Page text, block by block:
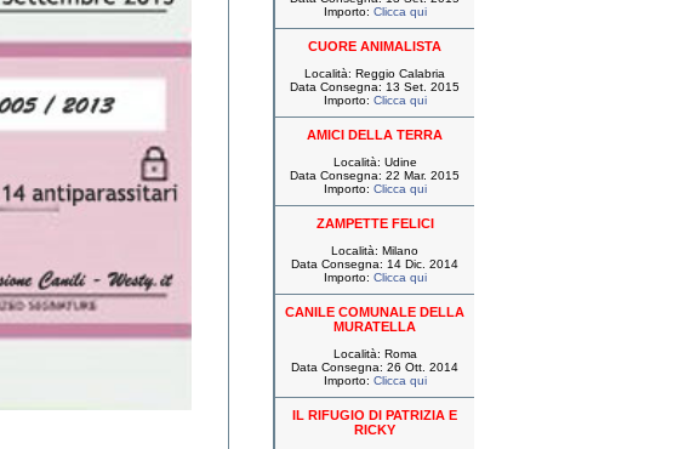
Importo: Clicca qui
CUORE ANIMALISTA
Località: Reggio Calabria
Data Consegna: 13 Set. 2015
Importo: Clicca qui
AMICI DELLA TERRA
Località: Udine
Data Consegna: 22 Mar. 2015
Importo: Clicca qui
ZAMPETTE FELICI
Località: Milano
Data Consegna: 14 Dic. 2014
Importo: Clicca qui
CANILE COMUNALE DELLA
MURATELLA
Località: Roma
Data Consegna: 26 Ott. 2014
Importo: Clicca qui
IL RIFUGIO DI PATRIZIA E
RICKY